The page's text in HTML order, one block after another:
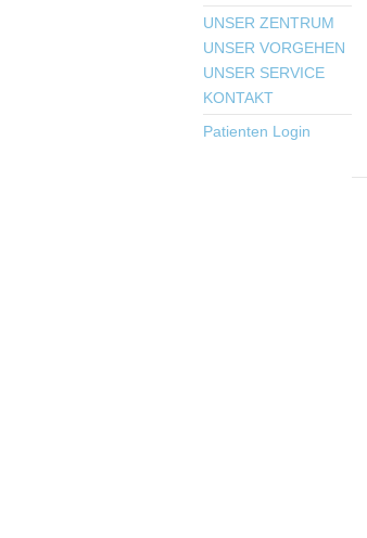
UNSER ZENTRUM
UNSER VORGEHEN
UNSER SERVICE
KONTAKT
Patienten Login